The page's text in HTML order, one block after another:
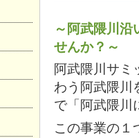
～ 阿武隈川沿
せんか？ ～
阿武隈川サミ
わう阿武隈川
で「阿武隈川
この事業の１